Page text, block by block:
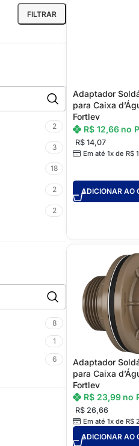
Placas Forro Modular
Régua PVC
PAPEL DE PAREDE
Cola Para Papel de Parede
RODAPÉ E MOLDURA
Cola para Rodapé
FILTRAR
2
3
18
2
2
8
1
6
Adaptador
para Caixa
Fortlev
R$ 14,07
Em até 1x de R$
R$12,66 no
ADICIONAR AO
Adaptador
para Caixa
Fortlev
R$ 26,66
Em até 1x de R$
R$23,99 no
ADICIONAR AO